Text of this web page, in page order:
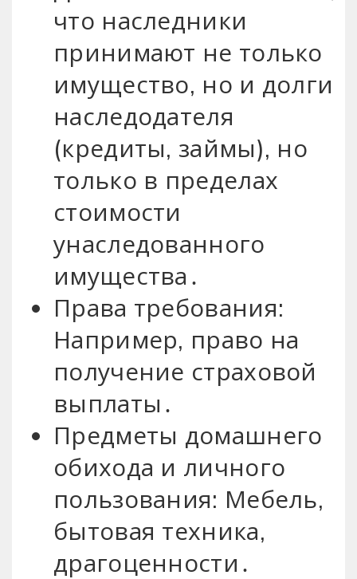
что наследники
принимают не только
имущество, но и долги
наследодателя
(кредиты, займы), но
только в пределах
стоимости
унаследованного
имущества․
Права требования:
Например, право на
получение страховой
выплаты․
Предметы домашнего
обихода и личного
пользования: Мебель,
бытовая техника,
драгоценности․